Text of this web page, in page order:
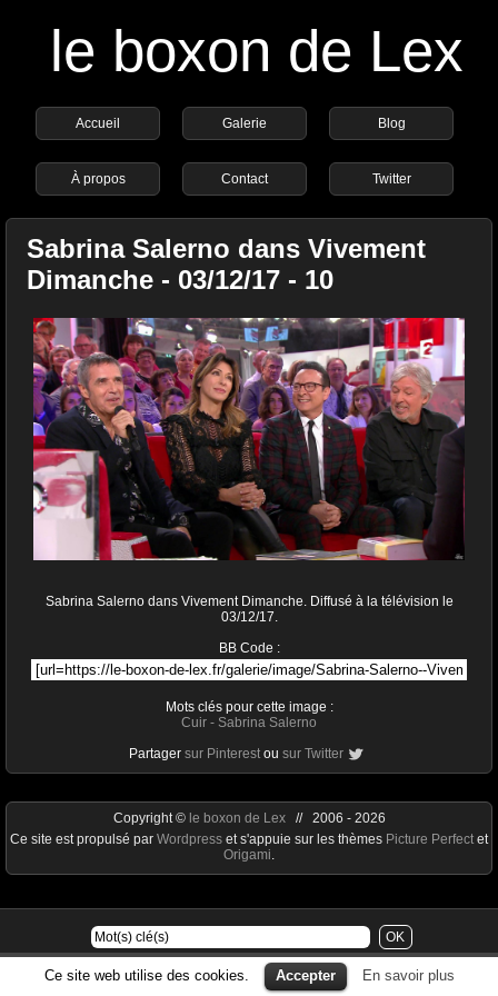
le boxon de Lex
Accueil Galerie Blog
À propos Contact Twitter
Sabrina Salerno dans Vivement
Dimanche - 03/12/17 - 10
Sabrina Salerno dans Vivement Dimanche. Diffusé à la télévision le
03/12/17.
BB Code :
Mots clés pour cette image :
Cuir - Sabrina Salerno
Partager sur Pinterest ou sur Twitter
Ce site web utilise des cookies. Accepter En savoir plus
Copyright © le boxon de Lex// 2006 - 2026
Ce site est propulsé par Wordpress et s'appuie sur les thèmes Picture Perfect et
Origami.